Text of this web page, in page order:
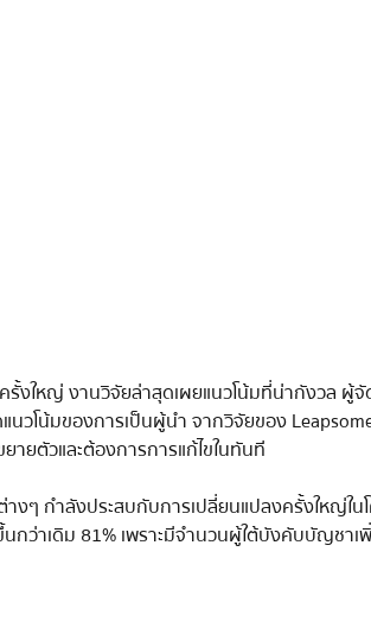
งใหญ่ งานวิจัยล่าสุดเผยแนวโน้มที่น่ากังวล ผู้
โน้มของการเป็นผู้นำ จากวิจัยของ
ยตัวและต้องการการแก้ไขในทันที
งๆ กำลังประสบกับการเปลี่ยนแปลงครั้งใหญ่ใน
ว่าเดิม 81% เพราะมีจำนวนผู้ใต้บังคับบัญชา